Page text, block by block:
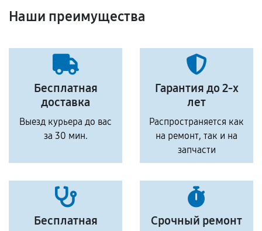
Наши преимущества
Бесплатная
доставка
Выезд курьера до вас
за 30 мин.
Гарантия до 2-х
лет
Распространяется как
на ремонт, так и на
запчасти
Бесплатная
Срочный ремонт